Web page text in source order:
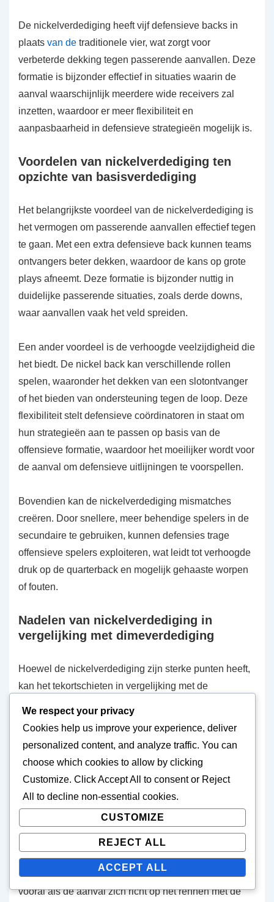
De nickelverdediging heeft vijf defensieve backs in
plaats van de traditionele vier, wat zorgt voor
verbeterde dekking tegen passerende aanvallen. Deze
formatie is bijzonder effectief in situaties waarin de
aanval waarschijnlijk meerdere wide receivers zal
inzetten, waardoor er meer flexibiliteit en
aanpasbaarheid in defensieve strategieën mogelijk is.
Voordelen van nickelverdediging ten
opzichte van basisverdediging
Het belangrijkste voordeel van de nickelverdediging is
het vermogen om passerende aanvallen effectief tegen
te gaan. Met een extra defensieve back kunnen teams
ontvangers beter dekken, waardoor de kans op grote
plays afneemt. Deze formatie is bijzonder nuttig in
duidelijke passerende situaties, zoals derde downs,
waar aanvallen vaak het veld spreiden.
Een ander voordeel is de verhoogde veelzijdigheid die
het biedt. De nickel back kan verschillende rollen
spelen, waaronder het dekken van een slotontvanger
of het bieden van ondersteuning tegen de loop. Deze
flexibiliteit stelt defensieve coördinatoren in staat om
hun strategieën aan te passen op basis van de
offensieve formatie, waardoor het moeilijker wordt voor
de aanval om defensieve uitlijningen te voorspellen.
Bovendien kan de nickelverdediging mismatches
creëren. Door snellere, meer behendige spelers in de
secundaire te gebruiken, kunnen defensies trage
offensieve spelers exploiteren, wat leidt tot verhoogde
druk op de quarterback en mogelijk gehaaste worpen
of fouten.
Nadelen van nickelverdediging in
vergelijking met dimeverdediging
Hoewel de nickelverdediging zijn sterke punten heeft,
kan het tekortschieten in vergelijking met de
Een ander nadeel is de potentiële kwetsbaarheid voor
de loop. Met één linebacker minder in de formatie kan
de nickelverdediging kwetsbaar zijn voor rushplays,
vooral als de aanval zich richt op het rennen met de
We respect your privacy
Cookies help us improve your experience, deliver
personalized content, and analyze traffic. You can
choose which cookies to allow by clicking
Customize. ClickAccept All to consent or Reject
All
to decline non-essential cookies.
CUSTOMIZE
REJECT ALL
ACCEPT ALL